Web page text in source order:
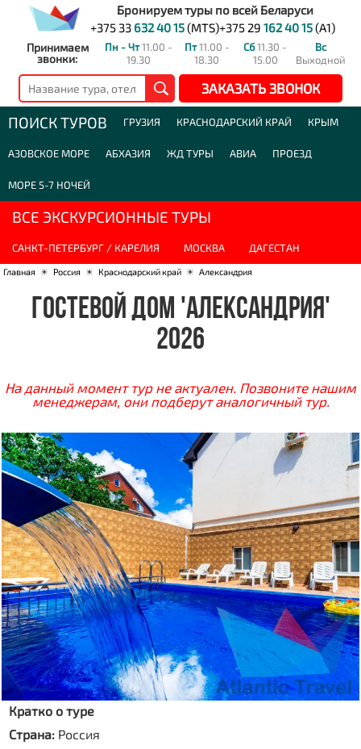
Бронируем туры по всей Беларуси
+375 33 632 40 15(MTS)+375 29 162 40 15(A1)
Принимаем
звонки:
Пн - Чт11.00 -
19.30
Пт11.00 -
18.30
Сб11.30 -
15.00
Вс
Выходной
ЗАКАЗАТЬ ЗВОНОК
ПОИСК ТУРОВ ГРУЗИЯ КРАСНОДАРСКИЙ КРАЙ КРЫМ
АЗОВСКОЕ МОРЕ АБХАЗИЯ ЖД ТУРЫ АВИА ПРОЕЗД
МОРЕ 5-7 НОЧЕЙ
ВСЕ ЭКСКУРСИОННЫЕ ТУРЫ
САНКТ-ПЕТЕРБУРГ / КАРЕЛИЯ МОСКВА ДАГЕСТАН
Главная ☀ Россия ☀ Краснодарский край ☀ Александрия
ГОСТЕВОЙ ДОМ 'АЛЕКСАНДРИЯ'
2026
На данный момент тур не актуален. Позвоните нашим
менеджерам, они подберут аналогичный тур.
Кратко о туре
Страна: Россия